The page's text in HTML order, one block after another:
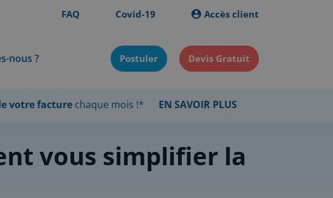
FAQ Covid-19 Accès client
nous ? Postuler Devis Gratuit
votre facture chaque mois !* EN SAVOIR PLUS
vous simplifier la